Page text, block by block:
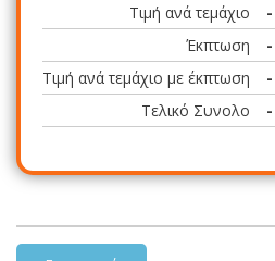
Τιμή ανά τεμάχιο
-
Έκπτωση
-
Τιμή ανά τεμάχιο με έκπτωση
-
Τελικό Συνολο
-